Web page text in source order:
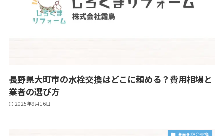
長野県大町市の水栓交換はどこに頼める？費用相場と
業者の選び方
2025年9月16日
洗面化粧台交換